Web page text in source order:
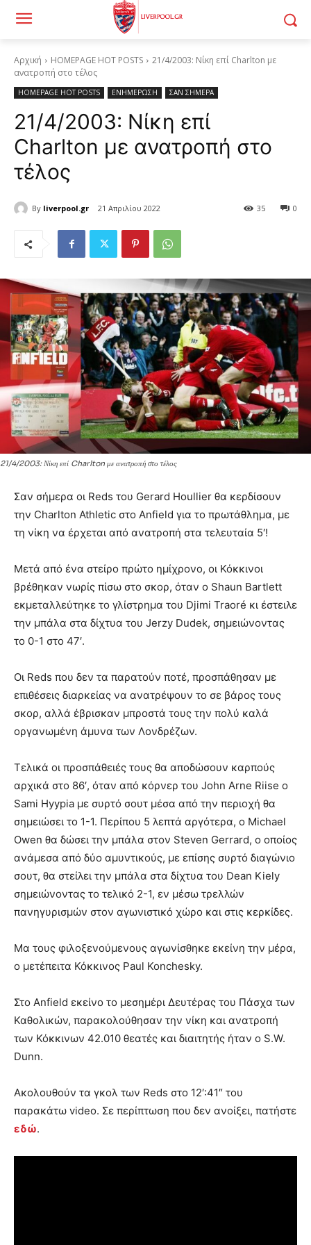
Αρχική HOMEPAGE HOT POSTS
21/4/2003: Νίκη επί Charlton με
ανατροπή στο τέλος
HOMEPAGE HOT POSTS ΕΝΗΜΕΡΩΣΗ ΣΑΝ ΣΗΜΕΡΑ
21/4/2003: Νίκη επί
Charlton με ανατροπή στο
τέλος
By liverpool.gr 21 Απριλίου 2022 0
35
21/4/2003: Νίκη επί Charlton με ανατροπή στο τέλος
Σαν σήμερα οι Reds του Gerard Houllier θα κερδίσουν
την Charlton Athletic στο Anfield για το πρωτάθλημα, με
τη νίκη να έρχεται από ανατροπή στα τελευταία 5′!
Μετά από ένα στείρο πρώτο ημίχρονο, οι Κόκκινοι
βρέθηκαν νωρίς πίσω στο σκορ, όταν ο Shaun Bartlett
εκμεταλλεύτηκε το γλίστρημα του Djimi Traoré κι έστειλε
την μπάλα στα δίχτυα του Jerzy Dudek, σημειώνοντας
το 0-1 στο 47′.
Οι Reds που δεν τα παρατούν ποτέ, προσπάθησαν με
επιθέσεις διαρκείας να ανατρέψουν το σε βάρος τους
σκορ, αλλά έβρισκαν μπροστά τους την πολύ καλά
οργανωμένη άμυνα των Λονδρέζων.
Τελικά οι προσπάθειές τους θα αποδώσουν καρπούς
αρχικά στο 86′, όταν από κόρνερ του John Arne Riise ο
Sami Hyypia με συρτό σουτ μέσα από την περιοχή θα
σημειώσει το 1-1. Περίπου 5 λεπτά αργότερα, ο Michael
Owen θα δώσει την μπάλα στον Steven Gerrard, ο οποίος
ανάμεσα από δύο αμυντικούς, με επίσης συρτό διαγώνιο
σουτ, θα στείλει την μπάλα στα δίχτυα του Dean Kiely
σημειώνοντας το τελικό 2-1, εν μέσω τρελλών
πανηγυρισμών στον αγωνιστικό χώρο και στις κερκίδες.
Μα τους φιλοξενούμενους αγωνίσθηκε εκείνη την μέρα,
ο μετέπειτα Κόκκινος Paul Konchesky.
Στο Anfield εκείνο το μεσημέρι Δευτέρας του Πάσχα των
Καθολικών, παρακολούθησαν την νίκη και ανατροπή
των Κόκκινων 42.010 θεατές και διαιτητής ήταν ο S.W.
Dunn.
Ακολουθούν τα γκολ των Reds στο 12′:41″ του
παρακάτω video. Σε περίπτωση που δεν ανοίξει, πατήστε
εδώ.